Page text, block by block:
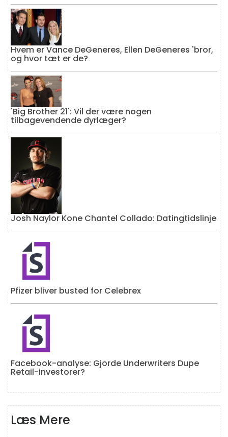
Hvem er Vance DeGeneres, Ellen DeGeneres 'bror,
og hvor tæt er de?
'Big Brother 21': Vil der være nogen
tilbagevendende dyrlæger?
Josh Naylor Kone Chantel Collado: Datingtidslinje
Pfizer bliver busted for Celebrex
Facebook-analyse: Gjorde Underwriters Dupe
Retail-investorer?
Læs Mere